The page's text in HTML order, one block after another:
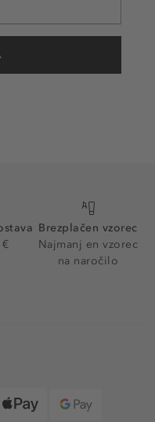
Brezplačen vzorec
Najmanj en vzorec
na naročilo